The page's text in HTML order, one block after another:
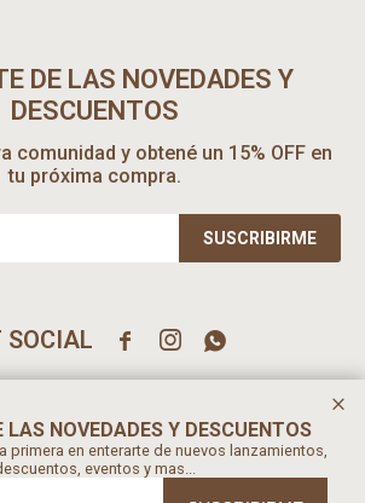
DE LAS NOVEDADES Y
DESCUENTOS
comunidad y obtené un 15% OFF en
tu próxima compra.
SUSCRIBIRME
  
LAS NOVEDADES Y DESCUENTOS
primera en enterarte de nuevos lanzamientos,
eventos y mas...